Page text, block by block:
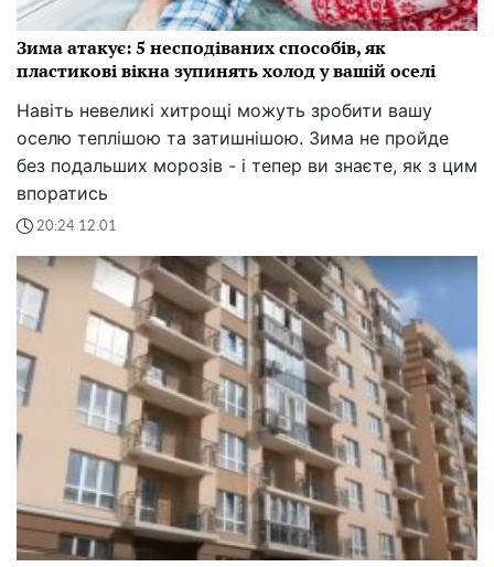
Зима атакує: 5 несподіваних способів, як
пластикові вікна зупинять холод у вашій оселі
Навіть невеликі хитрощі можуть зробити вашу
оселю теплішою та затишнішою. Зима не пройде
без подальших морозів - і тепер ви знаєте, як з цим
впоратись
20:24 12.01